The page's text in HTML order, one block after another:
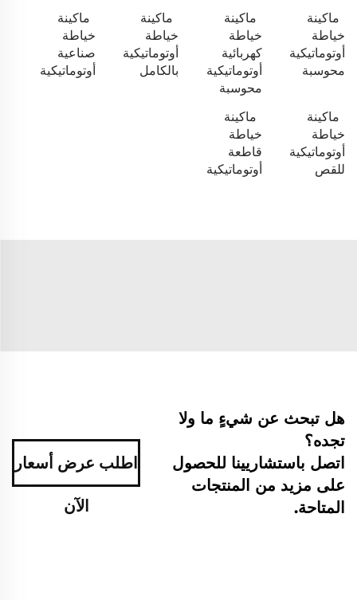
ماكينة
خياطة
أوتوماتيكية
محوسبة
ماكينة
خياطة
كهربائية
أوتوماتيكية
محوسبة
ماكينة
خياطة
أوتوماتيكية
بالكامل
ماكينة
خياطة
صناعية
أوتوماتيكية
ماكينة
خياطة
أوتوماتيكية
للقص
ماكينة
خياطة
قاطعة
أوتوماتيكية
هل تبحث عن شيءٍ ما ولا
تجده؟
اتصل باستشاريينا للحصول
على مزيد من المنتجات
المتاحة.
اطلب عرض أسعار
الآن